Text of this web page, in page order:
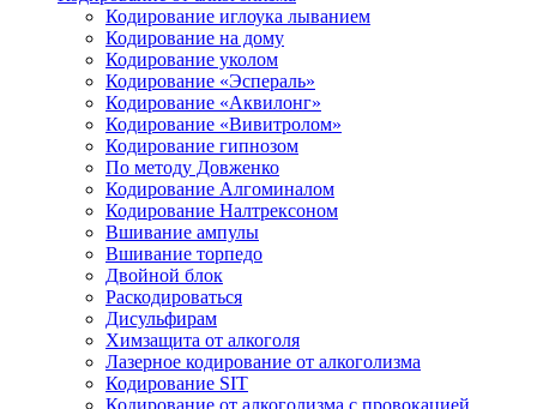
Кодирование иглоука лыванием
Кодирование на дому
Кодирование уколом
Кодирование «Эспераль»
Кодирование «Аквилонг»
Кодирование «Вивитролом»
Кодирование гипнозом
По методу Довженко
Кодирование Алгоминалом
Кодирование Налтрексоном
Вшивание ампулы
Вшивание торпедо
Двойной блок
Раскодироваться
Дисульфирам
Химзащита от алкоголя
Лазерное кодирование от алкоголизма
Кодирование SIT
Кодирование от алкоголизма с провокацией